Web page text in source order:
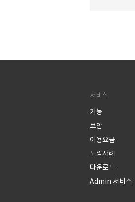
고서야”
회사의 모
인 이야기
위로를 전
서비스
기능
보안
이용요금
도입사례
다운로드
Admin 서비스